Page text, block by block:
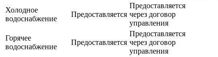
Холодное
водоснабжение
Предоставляется
Предоставляется
через договор
управления
Горячее
водоснабжение
Предоставляется
Предоставляется
через договор
управления